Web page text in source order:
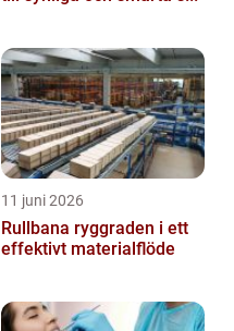
11 juni 2026
Rullbana ryggraden i ett
effektivt materialflöde